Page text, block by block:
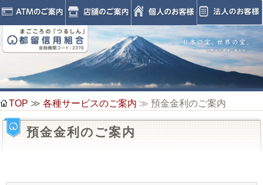
TOP ≫ 各種サービスのご案内 ≫ 預金金利のご案内
預金金利のご案内